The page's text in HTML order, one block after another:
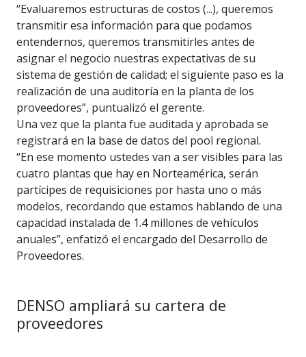
“Evaluaremos estructuras de costos (...), queremos
transmitir esa información para que podamos
entendernos, queremos transmitirles antes de
asignar el negocio nuestras expectativas de su
sistema de gestión de calidad; el siguiente paso es la
realización de una auditoría en la planta de los
proveedores”, puntualizó el gerente.
Una vez que la planta fue auditada y aprobada se
registrará en la base de datos del pool regional.
“En ese momento ustedes van a ser visibles para las
cuatro plantas que hay en Norteamérica, serán
partícipes de requisiciones por hasta uno o más
modelos, recordando que estamos hablando de una
capacidad instalada de 1.4 millones de vehículos
anuales”, enfatizó el encargado del Desarrollo de
Proveedores.
DENSO ampliará su cartera de
proveedores